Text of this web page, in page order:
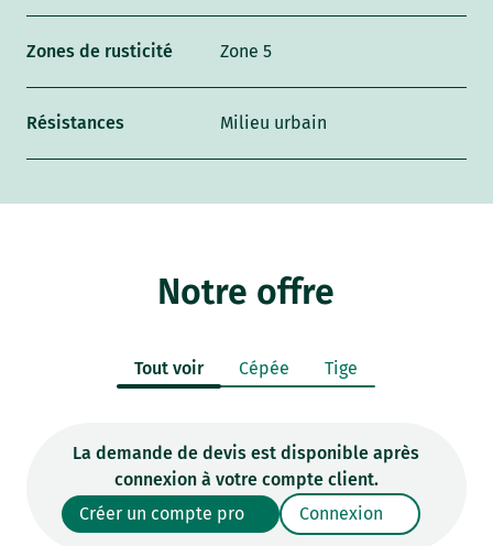
Zones de rusticité Zone 5
Résistances Milieu urbain
Notre offre
Tout voir Cépée Tige
La demande de devis est disponible après
connexion à votre compte client.
Créer un compte pro
Connexion